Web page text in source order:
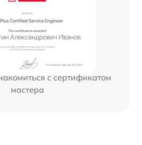
с сертификатом
мастера